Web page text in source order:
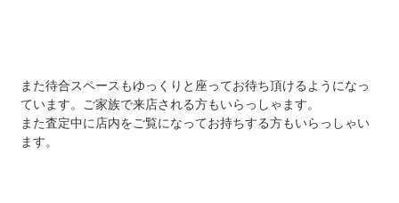
また待合スペースもゆっくりと座ってお待ち頂けるようになっ
ています。ご家族で来店される方もいらっしゃます。
また査定中に店内をご覧になってお持ちする方もいらっしゃい
ます。